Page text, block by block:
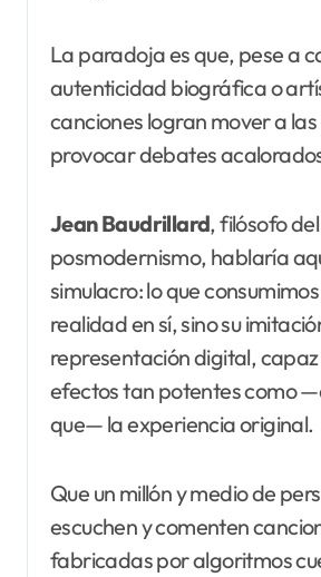
La paradoja es que, pese a
autenticidad biográfica o
canciones logran mover a
provocar debates
Jean Baudrillard, filósofo del
posmodernismo, hablaría
simulacro: lo que
realidad en sí, sino su
representación digital,
efectos tan potentes como
que— la experiencia original.
Que un millón y medio de
escuchen y comenten
fabricadas por algoritmos